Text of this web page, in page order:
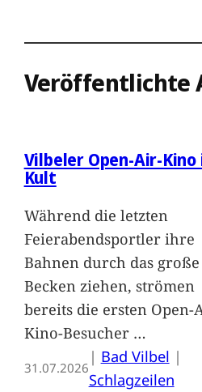
Veröffentlichte
Vilbeler Open-Air-Kino
Kult
Während die letzten
Feierabendsportler ihre
Bahnen durch das große
Becken ziehen, strömen
bereits die ersten Open-
Kino-Besucher …
31.07.2026
| Bad Vilbel
Schlagzeilen